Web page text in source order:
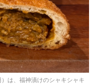
は、福神漬けのシャキシャキ